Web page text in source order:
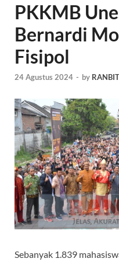
PKKMB
Bernardi
Fisipol
24 Agustus 2024 - by
Sebanyak 1.839